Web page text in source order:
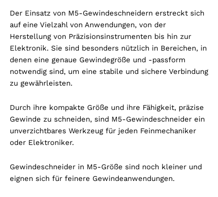
Der Einsatz von M5-Gewindeschneidern erstreckt sich
auf eine Vielzahl von Anwendungen, von der
Herstellung von Präzisionsinstrumenten bis hin zur
Elektronik. Sie sind besonders nützlich in Bereichen, in
denen eine genaue Gewindegröße und -passform
notwendig sind, um eine stabile und sichere Verbindung
zu gewährleisten.
Durch ihre kompakte Größe und ihre Fähigkeit, präzise
Gewinde zu schneiden, sind M5-Gewindeschneider ein
unverzichtbares Werkzeug für jeden Feinmechaniker
oder Elektroniker.
Gewindeschneider in M5-Größe sind noch kleiner und
eignen sich für feinere Gewindeanwendungen.